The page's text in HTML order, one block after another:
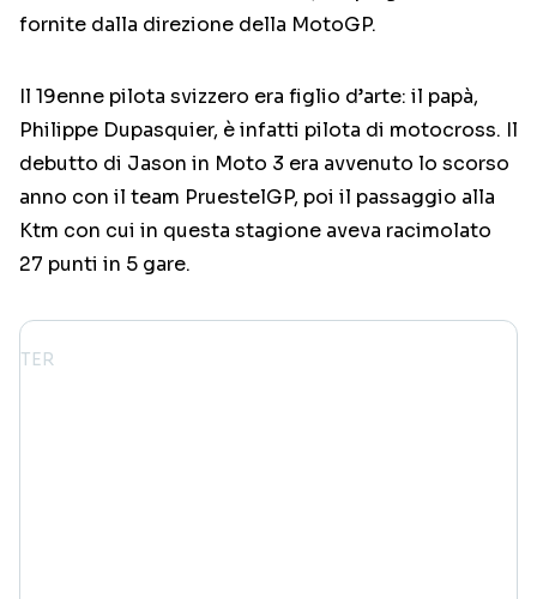
fornite dalla direzione della MotoGP.
Il 19enne pilota svizzero era figlio d’arte: il papà,
Philippe Dupasquier, è infatti pilota di motocross. Il
debutto di Jason in Moto 3 era avvenuto lo scorso
anno con il team PruestelGP, poi il passaggio alla
Ktm con cui in questa stagione aveva racimolato
27 punti in 5 gare.